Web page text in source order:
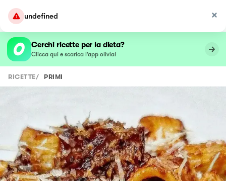
undefined
Cerchi ricette per la dieta?
Clicca qui e scarica l’app olivia!
RICETTE/ PRIMI